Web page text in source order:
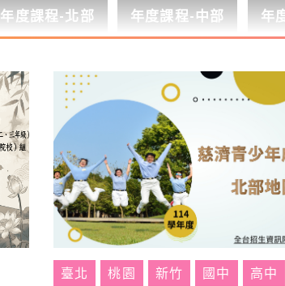
年度課程-北部 年度課程-中部 年
臺北 桃園 新竹 國中 高中